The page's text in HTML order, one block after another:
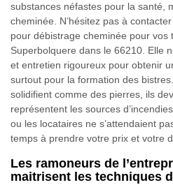
substances néfastes pour la santé,
cheminée. N’hésitez pas à
pour débistrage cheminée pour vos
Superbolquere dans le 66210. Elle
et entretien rigoureux pour obtenir
surtout pour la formation des bistres.
solidifient comme des pierres, ils
représentent les sources
ou les locataires ne s’attendaient
temps à prendre votre prix et votre
Les ramoneurs de
maitrisent les techniques